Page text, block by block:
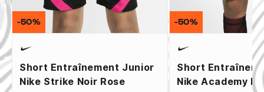
Short Entraînement Junior
Nike Strike Noir Rose
-50%
Short
Nike Academy
-50%